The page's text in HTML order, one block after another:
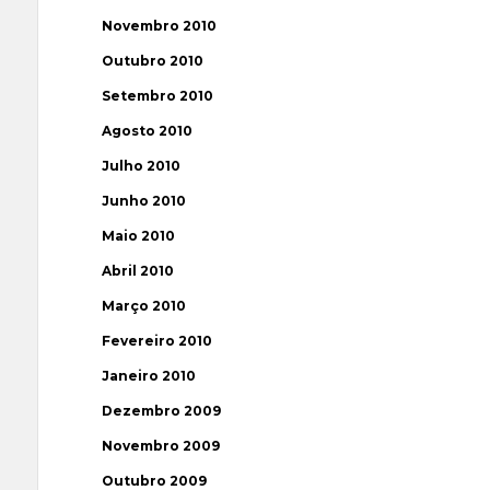
Novembro 2010
Outubro 2010
Setembro 2010
Agosto 2010
Julho 2010
Junho 2010
Maio 2010
Abril 2010
Março 2010
Fevereiro 2010
Janeiro 2010
Dezembro 2009
Novembro 2009
Outubro 2009